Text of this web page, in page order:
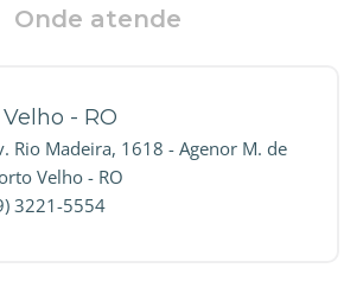
Onde atende
- RO
Rio Madeira, 1618 - Agenor M. de
Velho - RO
3221-5554